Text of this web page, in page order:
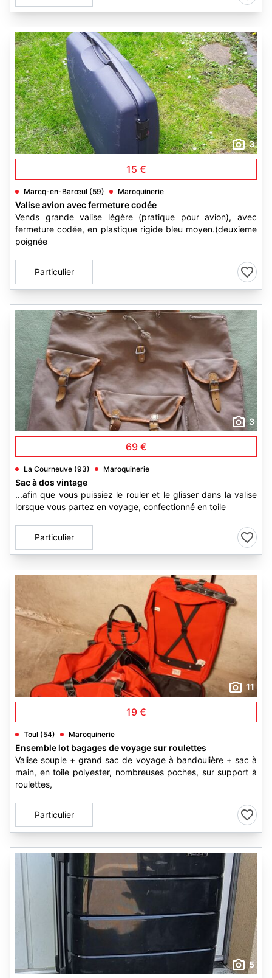
3
15 €
Marcq-en-Barœul (59) Maroquinerie
Valise avion avec fermeture codée
Vends grande valise légère (pratique pour avion), avec
fermeture codée, en plastique rigide bleu moyen.(deuxieme
poignée
Particulier
3
69 €
La Courneuve (93) Maroquinerie
Sac à dos vintage
...afin que vous puissiez le rouler et le glisser dans la valise
lorsque vous partez en voyage, confectionné en toile
Particulier
11
19 €
Toul (54) Maroquinerie
Ensemble lot bagages de voyage sur roulettes
Valise souple + grand sac de voyage à bandoulière + sac à
main, en toile polyester, nombreuses poches, sur support à
roulettes,
Particulier
5